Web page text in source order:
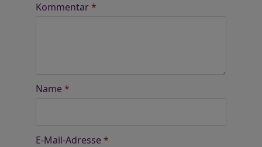
Kommentar*
Name *
E-Mail-Adresse *